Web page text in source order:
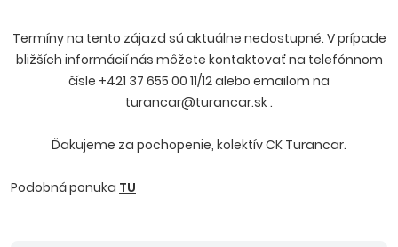
Termíny na tento zájazd sú aktuálne nedostupné. V prípade
bližších informácií nás môžete kontaktovať na telefónnom
čísle +421 37 655 00 11/12 alebo emailom na
turancar@turancar.sk.
Ďakujeme za pochopenie, kolektív CK Turancar.
Podobná ponuka TU